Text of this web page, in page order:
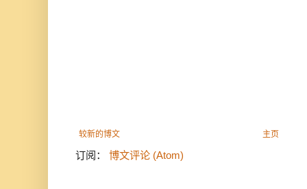
较新的博文 主页
订阅： 博文评论 (Atom)